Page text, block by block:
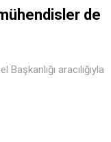
de
aracılığıyla